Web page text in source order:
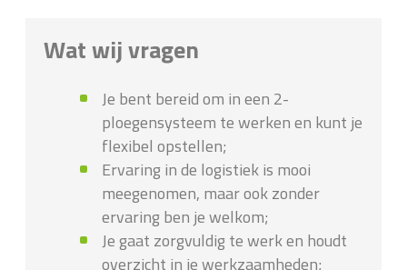
Wat wij vragen
Je bent bereid om in een 2-
ploegensysteem te werken en kunt je
flexibel opstellen;
Ervaring in de logistiek is mooi
meegenomen, maar ook zonder
ervaring ben je welkom;
Je gaat zorgvuldig te werk en houdt
overzicht in je werkzaamheden;